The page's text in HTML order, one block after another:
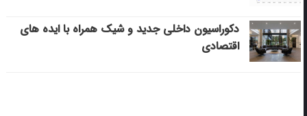
دکوراسیون داخلی جدید و شیک همراه با ایده های
اقتصادی